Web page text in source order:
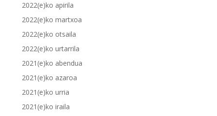
2022(e)ko apirila
2022(e)ko martxoa
2022(e)ko otsaila
2022(e)ko urtarrila
2021(e)ko abendua
2021(e)ko azaroa
2021(e)ko urria
2021(e)ko iraila